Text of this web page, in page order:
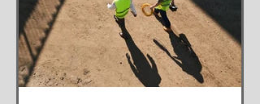
w takiej sytuacji? Dlaczego NAV odrzuca
zwolnienia od polskich lekarzy? NAV ma
rygorystyczne wymagania dotyczące
dokumentacji niezdolnośc